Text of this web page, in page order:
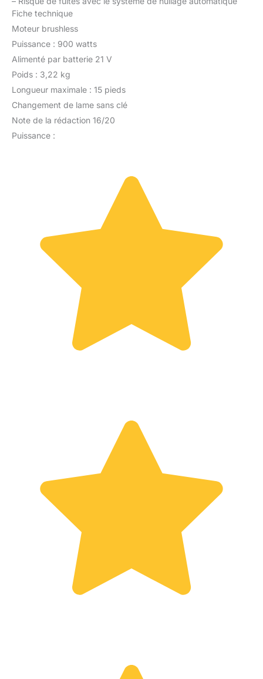
Fiche technique
Moteur brushless
Puissance : 900 watts
Alimenté par batterie 21 V
Poids : 3,22 kg
Longueur maximale : 15 pieds
Changement de lame sans clé
Note de la rédaction 16/20
Puissance :